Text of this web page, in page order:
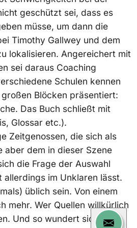
geschützt sei, dass es
müsse, um dann die
Timothy Gallwey und dem
lokalisieren. Angereichert mit
sei daraus Coaching
Schulen kennen
Blöcken präsentiert:
Das Buch schließt mit
Glossar etc.).
Zeitgenossen, die sich als
dem in dieser Szene
die Frage der Auswahl
im Unklaren lässt.
üblich sein. Von einem
mehr. Wer Quellen willkürlich
Und so wundert sich der